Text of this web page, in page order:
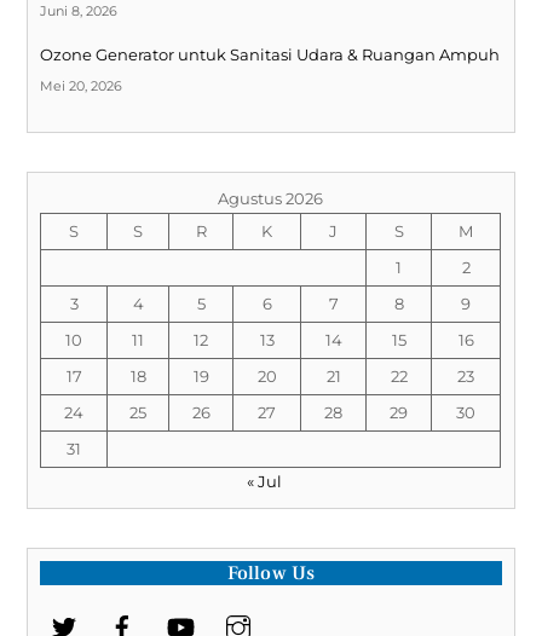
Juni 8, 2026
Ozone Generator untuk Sanitasi Udara & Ruangan Ampuh
Mei 20, 2026
Agustus 2026
S
S R K J S
M
1
2
3
4 5 6 7 8
9
10
11 12 13 14 15
16
17
18 19 20 21 22
23
24
25 26 27 28 29
30
31
« Jul
Follow Us